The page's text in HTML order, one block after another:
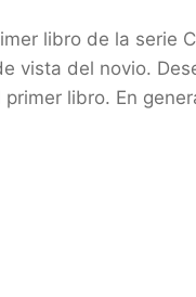
libro de la serie
vista del novio.
libro. En